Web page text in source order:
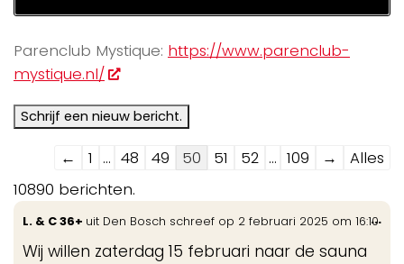
Parenclub Mystique: https://www.parenclub-
mystique.nl/
Navigatie
door
de
gastenboek-
lijst
← 1 ... 48 49 50 51 52 ... 109 →
Alles
10890 berichten.
L. & C 36+ uit Den Bosch schreef op 2 februari 2025 om 16:10
Wij willen zaterdag 15 februari naar de sauna
...